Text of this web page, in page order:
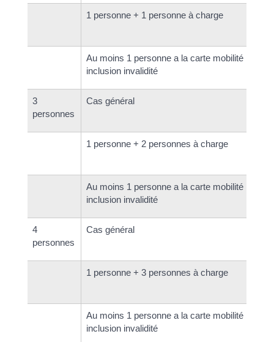
1 personne + 1 personne à charge
Au moins 1 personne a la carte mobilité
inclusion invalidité
3
personnes
Cas général
1 personne + 2 personnes à charge
Au moins 1 personne a la carte mobilité
inclusion invalidité
4
personnes
Cas général
1 personne + 3 personnes à charge
Au moins 1 personne a la carte mobilité
inclusion invalidité